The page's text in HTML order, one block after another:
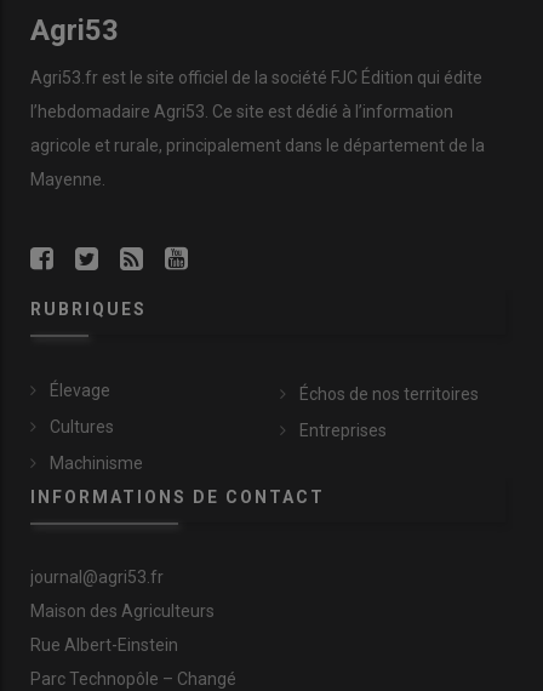
Agri53
Agri53.fr est le site officiel de la société FJC Édition qui édite
l’hebdomadaire Agri53. Ce site est dédié à l’information
agricole et rurale, principalement dans le département de la
Mayenne.
RUBRIQUES
Élevage
Cultures
Machinisme
Échos de nos territoires
Entreprises
INFORMATIONS DE CONTACT
journal@agri53.fr
Maison des Agriculteurs
Rue Albert-Einstein
Parc Technopôle – Changé